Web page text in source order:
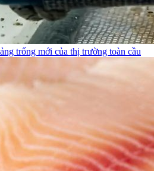
trống mới của thị trường toàn cầu